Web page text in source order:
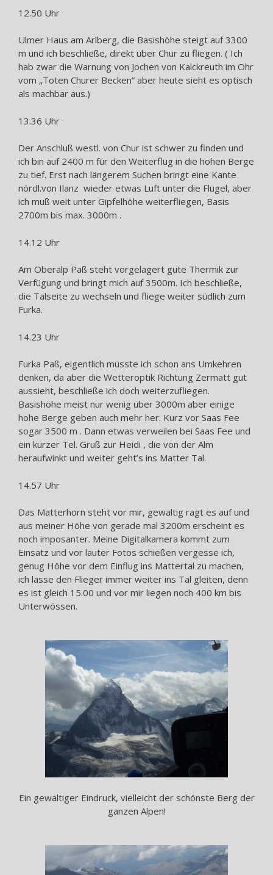
12.50 Uhr
Ulmer Haus am Arlberg, die Basishöhe steigt auf 3300
m und ich beschließe, direkt über Chur zu fliegen. ( Ich
hab zwar die Warnung von Jochen von Kalckreuth im Ohr
vom „Toten Churer Becken“ aber heute sieht es optisch
als machbar aus.)
13.36 Uhr
Der Anschluß westl. von Chur ist schwer zu finden und
ich bin auf 2400 m für den Weiterflug in die hohen Berge
zu tief. Erst nach längerem Suchen bringt eine Kante
nördl.von Ilanz wieder etwas Luft unter die Flügel, aber
ich muß weit unter Gipfelhöhe weiterfliegen, Basis
2700m bis max. 3000m .
14.12 Uhr
Am Oberalp Paß steht vorgelagert gute Thermik zur
Verfügung und bringt mich auf 3500m. Ich beschließe,
die Talseite zu wechseln und fliege weiter südlich zum
Furka.
14.23 Uhr
Furka Paß, eigentlich müsste ich schon ans Umkehren
denken, da aber die Wetteroptik Richtung Zermatt gut
aussieht, beschließe ich doch weiterzufliegen.
Basishöhe meist nur wenig über 3000m aber einige
hohe Berge geben auch mehr her. Kurz vor Saas Fee
sogar 3500 m . Dann etwas verweilen bei Saas Fee und
ein kurzer Tel. Gruß zur Heidi , die von der Alm
heraufwinkt und weiter geht’s ins Matter Tal.
14.57 Uhr
Das Matterhorn steht vor mir, gewaltig ragt es auf und
aus meiner Höhe von gerade mal 3200m erscheint es
noch imposanter. Meine Digitalkamera kommt zum
Einsatz und vor lauter Fotos schießen vergesse ich,
genug Höhe vor dem Einflug ins Mattertal zu machen,
ich lasse den Flieger immer weiter ins Tal gleiten, denn
es ist gleich 15.00 und vor mir liegen noch 400 km bis
Unterwössen.
Ein gewaltiger Eindruck, vielleicht der schönste Berg der
ganzen Alpen!